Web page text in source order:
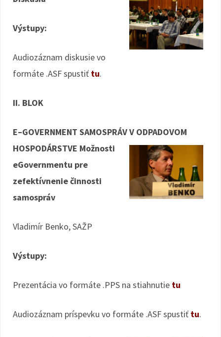
Výstupy:
Audiozáznam diskusie vo
formáte .ASF spustiť tu.
II. BLOK
E–GOVERNMENT SAMOSPRÁV V ODPADOVOM
HOSPODÁRSTVE Možnosti
eGovernmentu pre
zefektívnenie činnosti
samospráv
Vladimír Benko, SAŽP
Výstupy:
Prezentácia vo formáte .PPS na stiahnutie tu
Audiozáznam príspevku vo formáte .ASF spustiť tu.